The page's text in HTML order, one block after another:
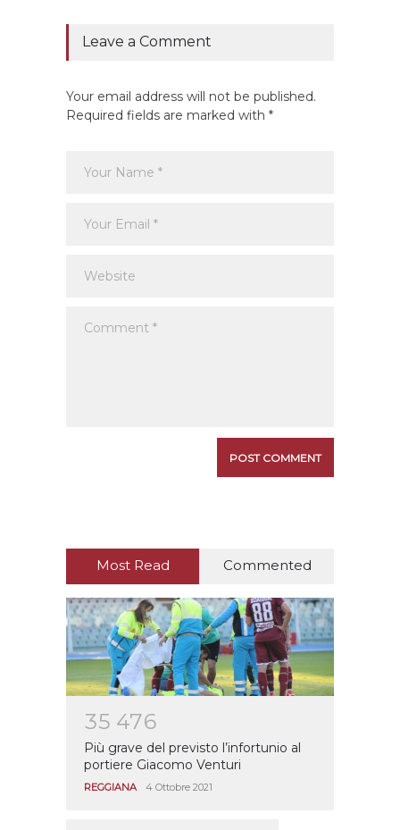
Leave a Comment
Your email address will not be published.
Required fields are marked with *
Most Read Commented
35 476
Più grave del previsto l’infortunio al
portiere Giacomo Venturi
REGGIANA 4 Ottobre 2021